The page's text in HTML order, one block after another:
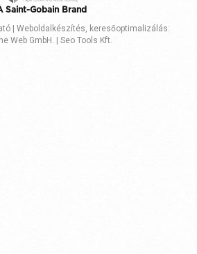
Saint-Gobain Brand
| Weboldalkészítés, keresőoptimalizálás:
Web GmbH.
Seo Tools Kft.